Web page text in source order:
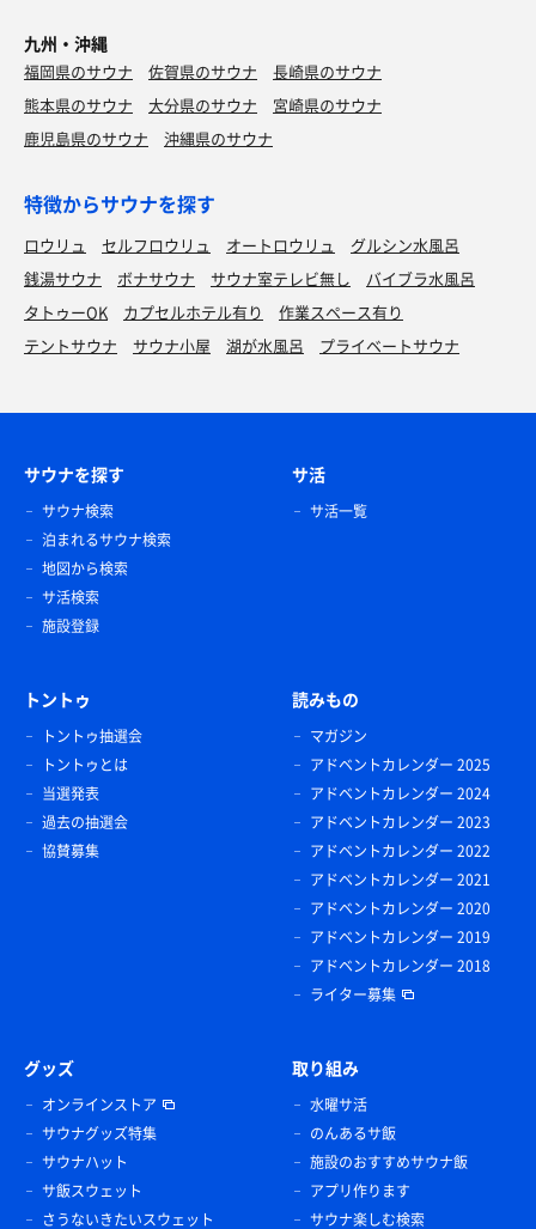
九州・沖縄
福岡県のサウナ 佐賀県のサウナ
長崎県のサウナ
熊本県のサウナ
大分県のサウナ
宮崎県のサウナ
鹿児島県のサウナ
沖縄県のサウナ
特徴からサウナを探す
ロウリュ セルフロウリュ オートロウリュ
グルシン水風呂
銭湯サウナ
ボナサウナ サウナ室テレビ無し
バイブラ水風呂
タトゥーOK
カプセルホテル有り
作業スペース有り
テントサウナ
サウナ小屋 湖が水風呂 プライベートサウナ
サウナを探す
サウナ検索
泊まれるサウナ検索
地図から検索
サ活検索
施設登録
サ活
サ活一覧
トントゥ
トントゥ抽選会
トントゥとは
当選発表
過去の抽選会
協賛募集
読みもの
マガジン
アドベントカレンダー 2025
アドベントカレンダー 2024
アドベントカレンダー 2023
アドベントカレンダー 2022
アドベントカレンダー 2021
アドベントカレンダー 2020
アドベントカレンダー 2019
アドベントカレンダー 2018
ライター募集
グッズ
オンラインストア
サウナグッズ特集
サウナハット
サ飯スウェット
さうないきたいスウェット
取り組み
水曜サ活
のんあるサ飯
施設のおすすめサウナ飯
アプリ作ります
サウナ楽しむ検索